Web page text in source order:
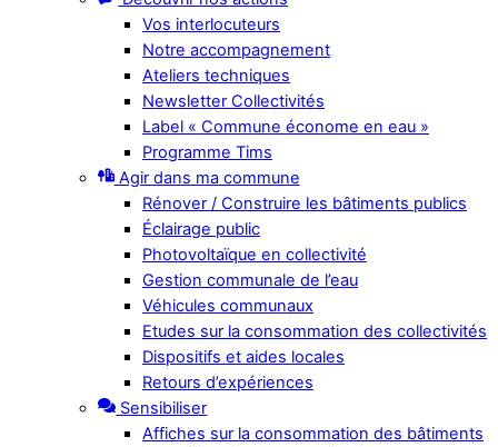
Vos interlocuteurs
Notre accompagnement
Ateliers techniques
Newsletter Collectivités
Label « Commune économe en eau »
Programme Tims
Agir dans ma commune
Rénover / Construire les bâtiments publics
Éclairage public
Photovoltaïque en collectivité
Gestion communale de l’eau
Véhicules communaux
Etudes sur la consommation des collectivités
Dispositifs et aides locales
Retours d’expériences
Sensibiliser
Affiches sur la consommation des bâtiments